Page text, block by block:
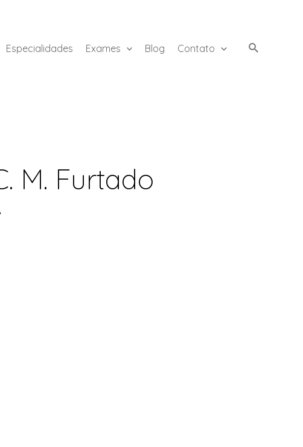
Especialidades Exames Blog Contato
M. Furtado